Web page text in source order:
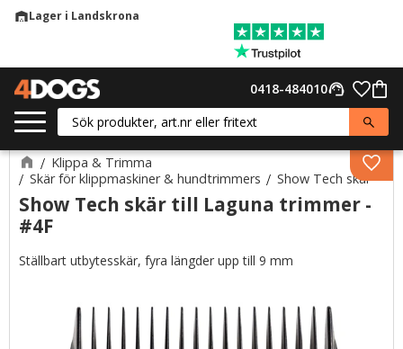
warehouseLager i Landskrona
support_agent
0418-484010
Klippa & Trimma
Skär för klippmaskiner & hundtrimmers
Show Tech skär
Show Tech skär till Laguna trimmer -
#4F
Ställbart utbytesskär, fyra längder upp till 9 mm